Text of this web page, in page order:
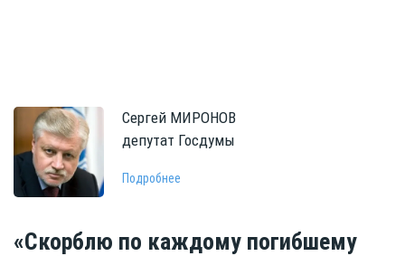
Сергей МИРОНОВ
депутат Госдумы
Подробнее
«Скорблю по каждому погибшему